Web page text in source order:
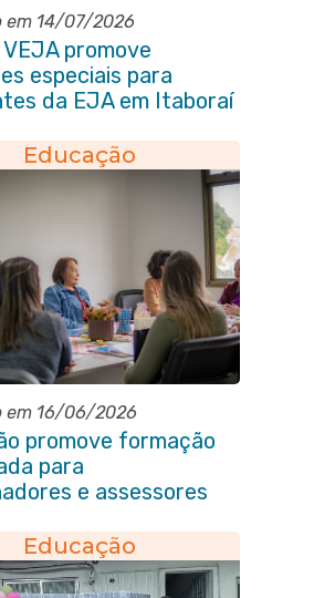
em 14/07/2026
promove
especiais para
da EJA em Itaboraí
Educação
em 16/06/2026
promove formação
para
e assessores
Educação